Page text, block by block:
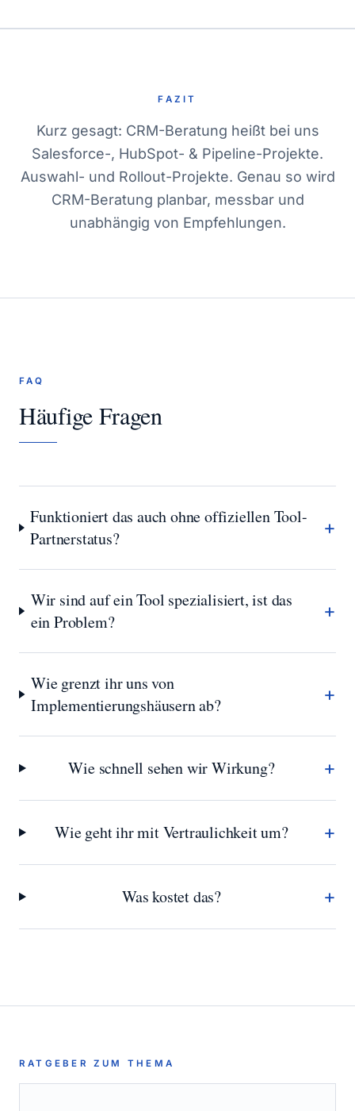
FAZIT
Kurz gesagt: CRM-Beratung heißt bei uns
Salesforce-, HubSpot- & Pipeline-Projekte.
Auswahl- und Rollout-Projekte. Genau so wird
CRM-Beratung planbar, messbar und
unabhängig von Empfehlungen.
FAQ
Häufige Fragen
Funktioniert das auch ohne offiziellen Tool-
Partnerstatus?
+
Wir sind auf ein Tool spezialisiert, ist das
ein Problem?
+
Wie grenzt ihr uns von
Implementierungshäusern ab?
+
Wie schnell sehen wir Wirkung? +
Wie geht ihr mit Vertraulichkeit um? +
Was kostet das? +
RATGEBER ZUM THEMA